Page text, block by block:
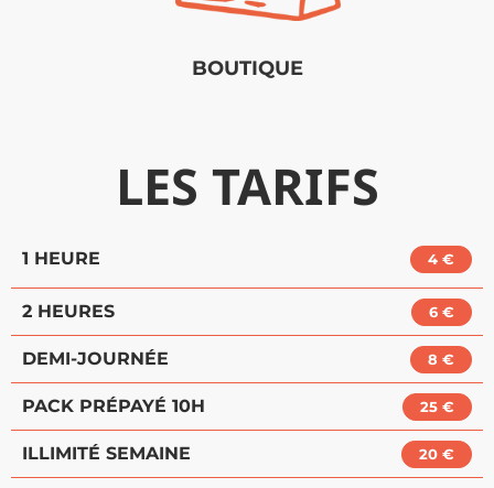
BOUTIQUE
LES TARIFS
1 HEURE 4 €
2 HEURES 6 €
DEMI-JOURNÉE 8 €
PACK PRÉPAYÉ 10H 25 €
ILLIMITÉ SEMAINE 20 €